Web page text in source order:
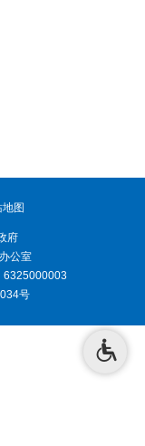
地图
府
公室
6325000003
号